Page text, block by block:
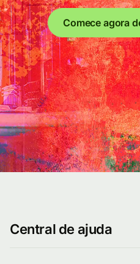
Comece agora
Central de ajuda